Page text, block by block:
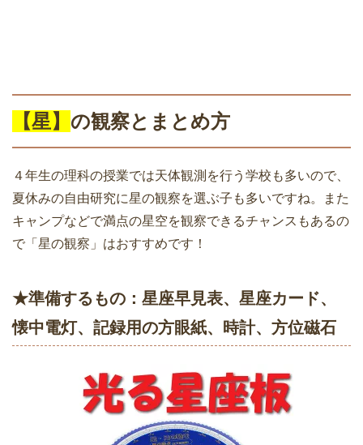
【星】 の観察とまとめ方
４年生の理科の授業では天体観測を行う学校も多いので、
夏休みの自由研究に星の観察を選ぶ子も多いですね。また
キャンプなどで満点の星空を観察できるチャンスもあるの
で「星の観察」はおすすめです！
★準備するもの：星座早見表、星座カード、
懐中電灯、記録用の方眼紙、時計、方位磁石